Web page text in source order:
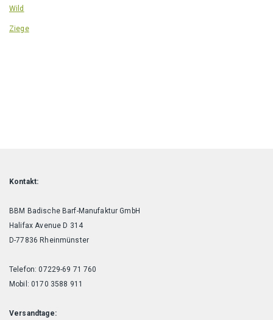
Wild
Ziege
Kontakt:
BBM Badische Barf-Manufaktur GmbH
Halifax Avenue D 314
D-77836 Rheinmünster
Telefon: 07229-69 71 760
Mobil: 0170 3588 911
Versandtage: